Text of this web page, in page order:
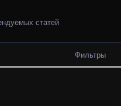
статей
Фильтры